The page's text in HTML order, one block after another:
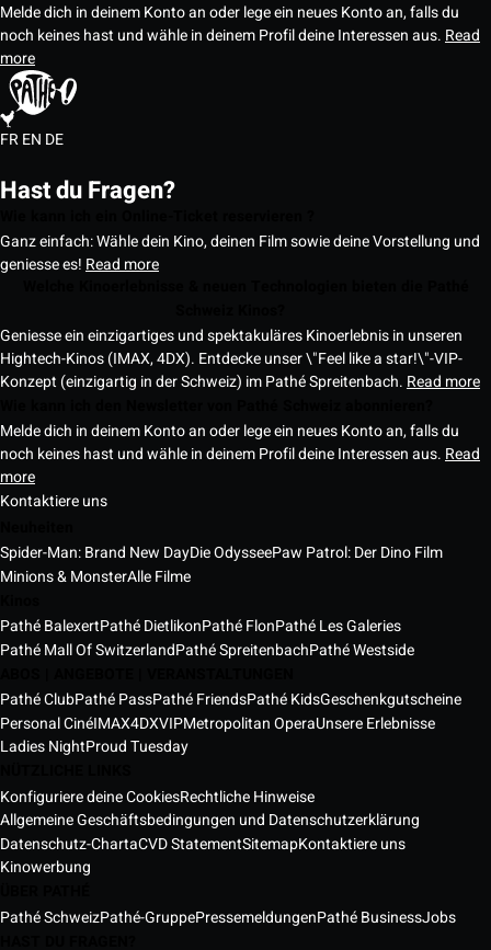
Melde dich in deinem Konto an oder lege ein neues Konto an, falls du
noch keines hast und wähle in deinem Profil deine Interessen aus. Read
more
FREN DE
Hast du Fragen?
Ganz einfach: Wähle dein Kino, deinen Film sowie deine Vorstellung und
geniesse es! Read more
Geniesse ein einzigartiges und spektakuläres Kinoerlebnis in unseren
Hightech-Kinos (IMAX, 4DX). Entdecke unser \"Feel like a star!\"-VIP-
Konzept (einzigartig in der Schweiz) im Pathé Spreitenbach. Read more
Melde dich in deinem Konto an oder lege ein neues Konto an, falls du
noch keines hast und wähle in deinem Profil deine Interessen aus. Read
more
Kontaktiere uns
Spider-Man: Brand New DayDie OdysseePaw Patrol: Der Dino Film
Minions & MonsterAlle Filme
Pathé BalexertPathé DietlikonPathé FlonPathé Les Galeries
Pathé Mall Of SwitzerlandPathé SpreitenbachPathé Westside
Pathé ClubPathé PassPathé FriendsPathé KidsGeschenkgutscheine
Personal CinéIMAX4DXVIPMetropolitan OperaUnsere Erlebnisse
Ladies NightProud Tuesday
Konfiguriere deine CookiesRechtliche Hinweise
Allgemeine Geschäftsbedingungen und Datenschutzerklärung
Datenschutz-ChartaCVD StatementSitemapKontaktiere uns
Kinowerbung
Pathé SchweizPathé-GruppePressemeldungenPathé BusinessJobs